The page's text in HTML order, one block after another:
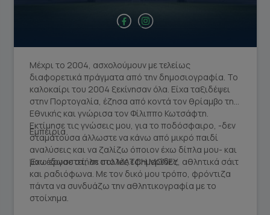
facebook social link
instagram social link
Μέχρι το 2004, ασχολούμουν με τελείως
διαφορετικά πράγματα από την δημοσιογραφία. Το
καλοκαίρι του 2004 ξεκίνησαν όλα. Είχα ταξιδέψει
στην Πορτογαλία, έζησα από κοντά τον θρίαμβο της
Εθνικής και γνώρισα τον Φίλιππο Κωτσάφτη.
Εκτίμησε τις γνώσεις μου, για το ποδόσφαιρο, -δεν
σταματούσα άλλωστε να κάνω από μικρό παιδί
αναλύσεις και να ζαλίζω όποιον έχω δίπλα μου- και
μου έδωσε στήλη στο ΜATCH MONEY.
Εμπειρία
Έχω εργαστεί, σε πολλές εφημερίδες, αθλητικά σάιτ
και ραδιόφωνα. Με τον δικό μου τρόπο, φρόντιζα
πάντα να συνδυάζω την αθλητικογραφία με το
στοίχημα.